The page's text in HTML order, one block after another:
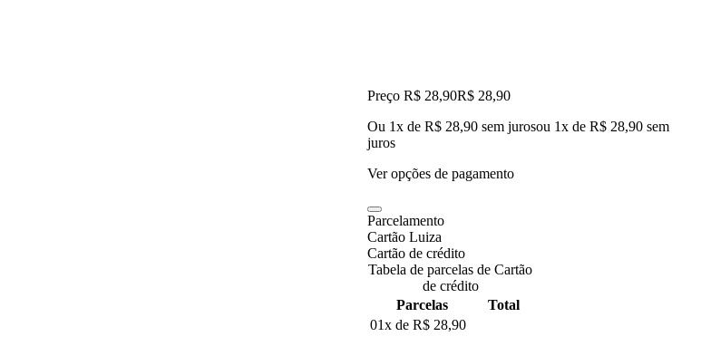
Preço R$ 28,90R$ 28,90
Ou 1x de R$ 28,90 sem jurosou 1x de R$ 28,90 sem
juros
Ver opções de pagamento
Parcelamento
Cartão Luiza
Cartão de crédito
Tabela de parcelas de Cartão
de crédito
Parcelas
Total
01x de R$ 28,90